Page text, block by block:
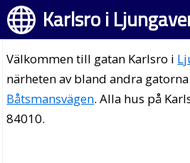
Karlsro i
Välkommen till gatan Karlsro i
närheten av bland andra gatorna
Båtsmansvägen. Alla hus på
84010.